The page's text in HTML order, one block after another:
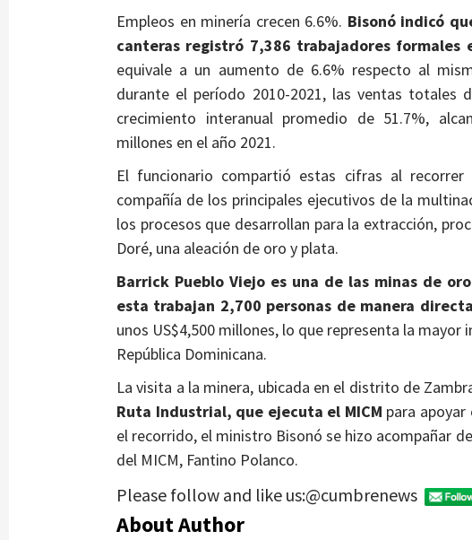
Empleos en minería crecen 6.6%. Bisonó indicó
canteras registró 7,386 trabajadores formales
equivale a un aumento de 6.6% respecto al
durante el período 2010-2021, las ventas totales
crecimiento interanual promedio de 51.7%,
millones en el año 2021.
El funcionario compartió estas cifras al
compañía de los principales ejecutivos de la
los procesos que desarrollan para la extracción,
Doré, una aleación de oro y plata.
Barrick Pueblo Viejo es una de las minas de
esta trabajan 2,700 personas de manera
unos US$4,500 millones, lo que representa la
República Dominicana.
La visita a la minera, ubicada en el distrito de
Ruta Industrial, que ejecuta el MICM para
el recorrido, el ministro Bisonó se hizo acompañar
del MICM, Fantino Polanco.
Please follow and like us:@cumbrenews
About Author